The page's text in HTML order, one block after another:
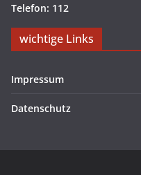
Telefon: 112
wichtige Links
Impressum
Datenschutz